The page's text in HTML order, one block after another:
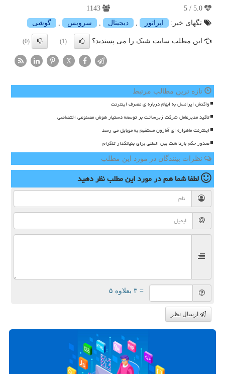
تگهای خبر:
اپراتور دیجیتال سرویس گوشی
این مطلب سایت شیک را می پسندید؟ (1)
(0)
X
تازه ترین مطالب مرتبط
واکنش ایرانسل به ابهام درباره ی مصرف اینترنت
تاکید مدیرعامل شرکت زیرساخت بر توسعه دستیار هوش مصنوعی اختصاصی
اینترنت ماهواره ای آمازون مستقیم به موبایل می رسد
صدور حکم بازداشت بین المللی برای بنیانگذار تلگرام
نظرات بینندگان در مورد این مطلب
لطفا شما همدر مورد این مطلبنظر دهید
= ۳ بعلاوه ۵
ارسال نظر